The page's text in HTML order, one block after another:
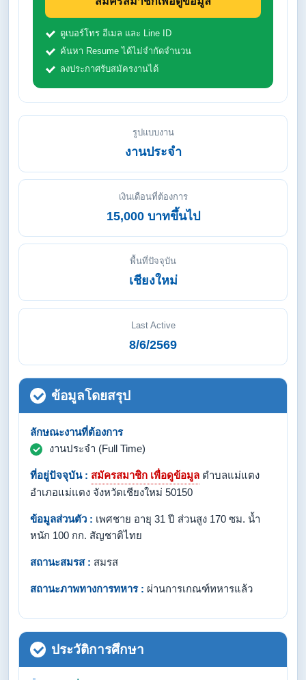
ดูเบอร์โทร อีเมล และ Line ID
ค้นหา Resume ได้ไม่จำกัดจำนวน
ลงประกาศรับสมัครงานได้
รูปแบบงาน
งานประจำ
เงินเดือนที่ต้องการ
15,000 บาทขึ้นไป
พื้นที่ปัจจุบัน
เชียงใหม่
Last Active
8/6/2569
ข้อมูลโดยสรุป
ลักษณะงานที่ต้องการ
งานประจำ (Full Time)
ที่อยู่ปัจจุบัน : สมัครสมาชิก เพื่อดูข้อมูล ตำบลแม่แตง
อำเภอแม่แตง จังหวัดเชียงใหม่ 50150
ข้อมูลส่วนตัว : เพศชาย อายุ 31 ปี ส่วนสูง 170 ซม. น้ำ
หนัก 100 กก. สัญชาติไทย
สถานะสมรส : สมรส
สถานะภาพทางการทหาร : ผ่านการเกณฑ์ทหารแล้ว
ประวัติการศึกษา